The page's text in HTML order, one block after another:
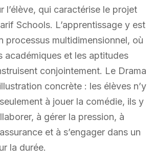
l’élève, qui caractérise le projet
Schools. L’apprentissage y est
processus multidimensionnel, où
académiques et les aptitudes
conjointement. Le Drama
concrète : les élèves n’y
à jouer la comédie, ils y
à gérer la pression, à
et à s’engager dans un
la durée.